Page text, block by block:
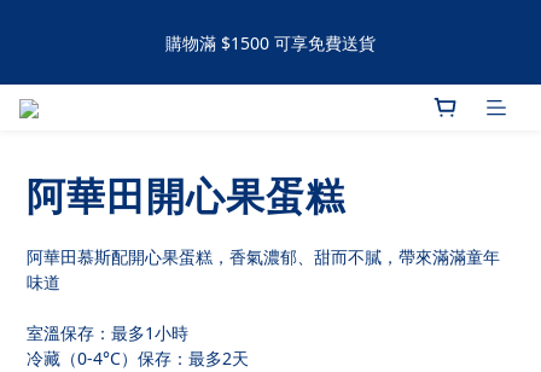
購物滿 $1500 可享免費送貨
手工撻 / 曲奇購買滿60件可享有九五折優惠 滿120件可享有九折優
購物滿 $1500 可享免費送貨
阿華田開心果蛋糕
阿華田慕斯配開心果蛋糕，香氣濃郁、甜而不膩，帶來滿滿童年
味道
室溫保存：最多1小時
冷藏（0-4°C）保存：最多2天